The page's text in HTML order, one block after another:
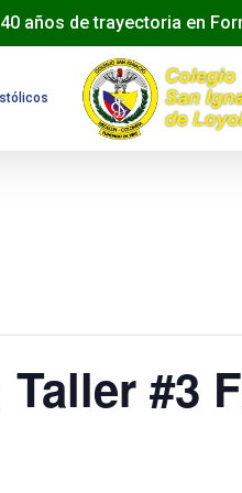
años de trayectoria en
#3